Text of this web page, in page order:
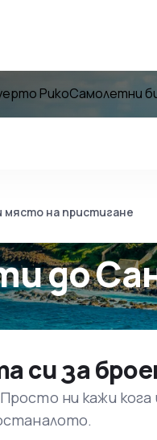
РикоСамолетни
до
си за
ни кажи кога